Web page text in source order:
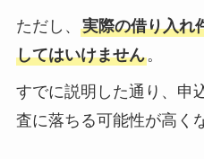
ただし、 実際の借り入れ
してはいけません。
すでに説明した通り、申
査に落ちる可能性が高く